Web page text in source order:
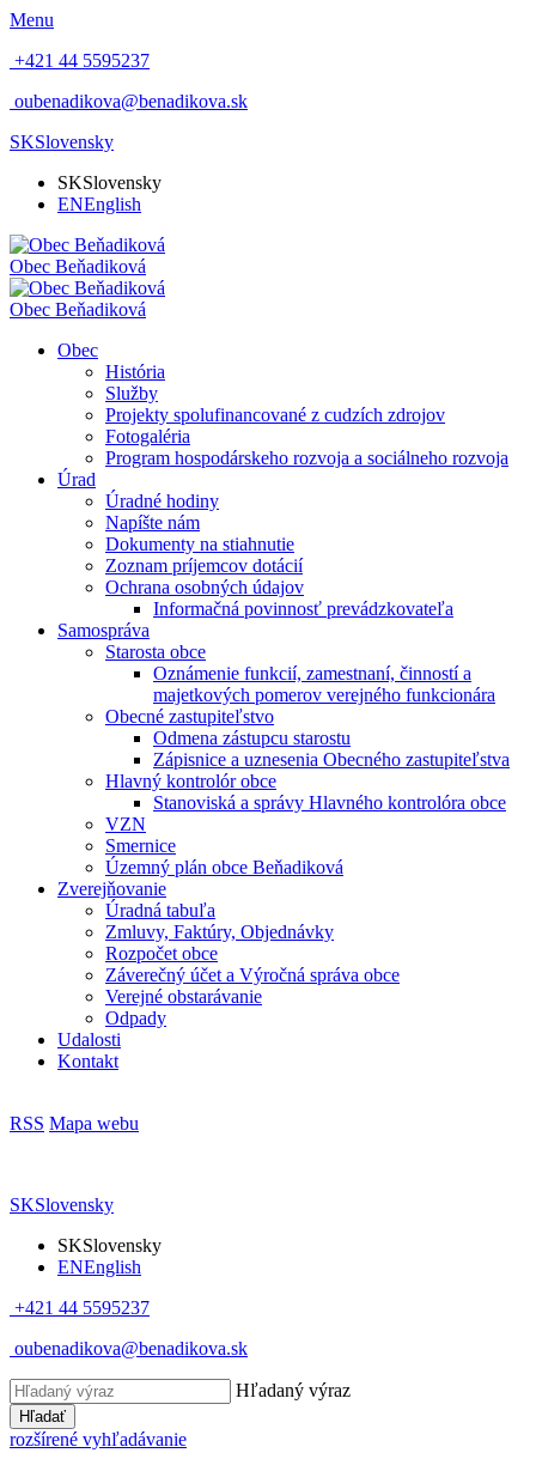
Menu
+421 44 5595237
oubenadikova@benadikova.sk
SKSlovensky
SKSlovensky
ENEnglish
Obec Beňadiková
Obec Beňadiková
Obec
História
Služby
Projekty spolufinancované z cudzích zdrojov
Fotogaléria
Program hospodárskeho rozvoja a sociálneho rozvoja
Úrad
Úradné hodiny
Napíšte nám
Dokumenty na stiahnutie
Zoznam príjemcov dotácií
Ochrana osobných údajov
Informačná povinnosť prevádzkovateľa
Samospráva
Starosta obce
Oznámenie funkcií, zamestnaní, činností a
majetkových pomerov verejného funkcionára
Obecné zastupiteľstvo
Odmena zástupcu starostu
Zápisnice a uznesenia Obecného zastupiteľstva
Hlavný kontrolór obce
Stanoviská a správy Hlavného kontrolóra obce
VZN
Smernice
Územný plán obce Beňadiková
Zverejňovanie
Úradná tabuľa
Zmluvy, Faktúry, Objednávky
Rozpočet obce
Záverečný účet a Výročná správa obce
Verejné obstarávanie
Odpady
Udalosti
Kontakt
RSS Mapa webu
SKSlovensky
SKSlovensky
ENEnglish
+421 44 5595237
oubenadikova@benadikova.sk
Hľadaný výraz
Hľadať
rozšírené vyhľadávanie